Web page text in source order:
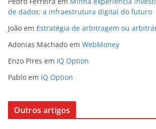
de dados: a infraestrutura digital do futuro
João em Estratégia de arbitragem ou
Adonias Machado em WebMoney
Enzo Pires em IQ Option
Pablo em IQ Option
Outros artigos